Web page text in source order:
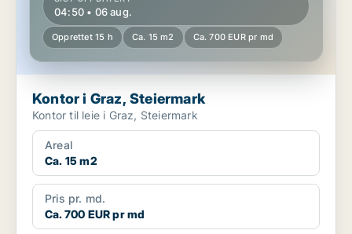
04:50 • 06 aug.
Opprettet 15 h Ca. 15 m2 Ca. 700 EUR pr md
Kontor i Graz, Steiermark
Kontor til leie i Graz, Steiermark
Areal
Ca. 15 m2
Pris pr. md.
Ca. 700 EUR pr md